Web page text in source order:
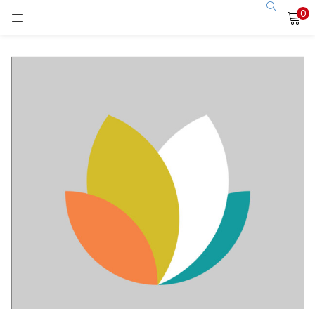
0
Remember me
Lost password?